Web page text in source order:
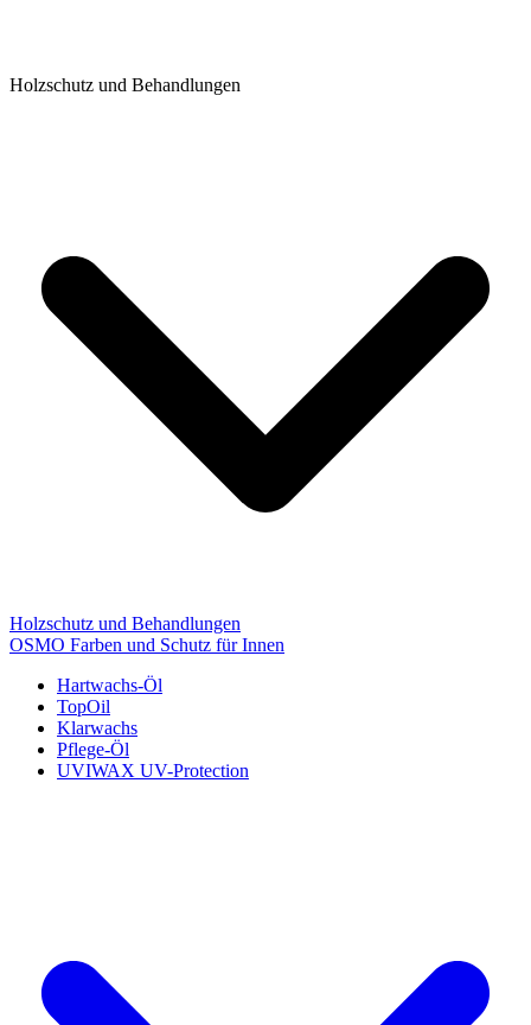
Holzschutz und Behandlungen
Holzschutz und Behandlungen
OSMO Farben und Schutz für Innen
Hartwachs-Öl
TopOil
Klarwachs
Pflege-Öl
UVIWAX UV-Protection